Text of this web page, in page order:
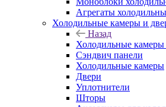
Агрегаты
Холодильные камеры и
Назад
Холодильные камеры
Сэндвич панели
Холодильные камеры
Двери
Уплотнители
Шторы